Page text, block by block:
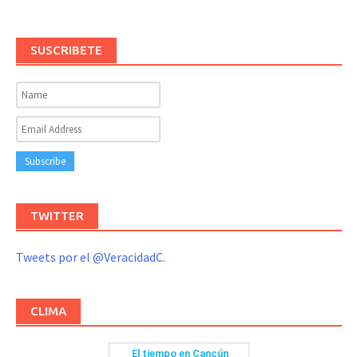
SUSCRIBETE
TWITTER
Tweets por el @VeracidadC.
CLIMA